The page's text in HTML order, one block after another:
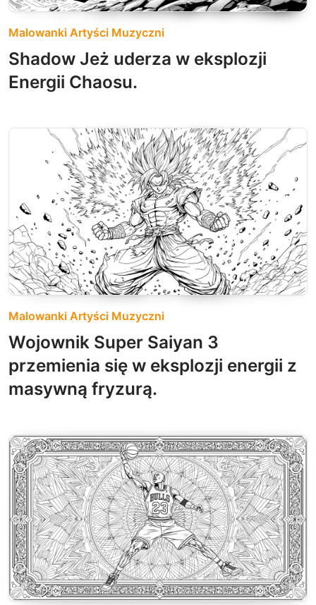
Malowanki Artyści Muzyczni
Shadow Jeż uderza w eksplozji
Energii Chaosu.
Malowanki Artyści Muzyczni
Wojownik Super Saiyan 3
przemienia się w eksplozji energii z
masywną fryzurą.